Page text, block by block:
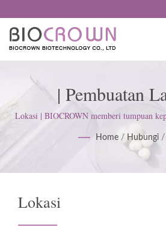
| Pembuatan
BIOCROWN:
Sistem RO &
Lokasi | BIOCROWN memberi tumpuan
penjagaan kulit. Kami mengikuti
Baik (GMP); mengekalkan sikap tegas
pelanggan.
Home / Hubungi /
Lokasi